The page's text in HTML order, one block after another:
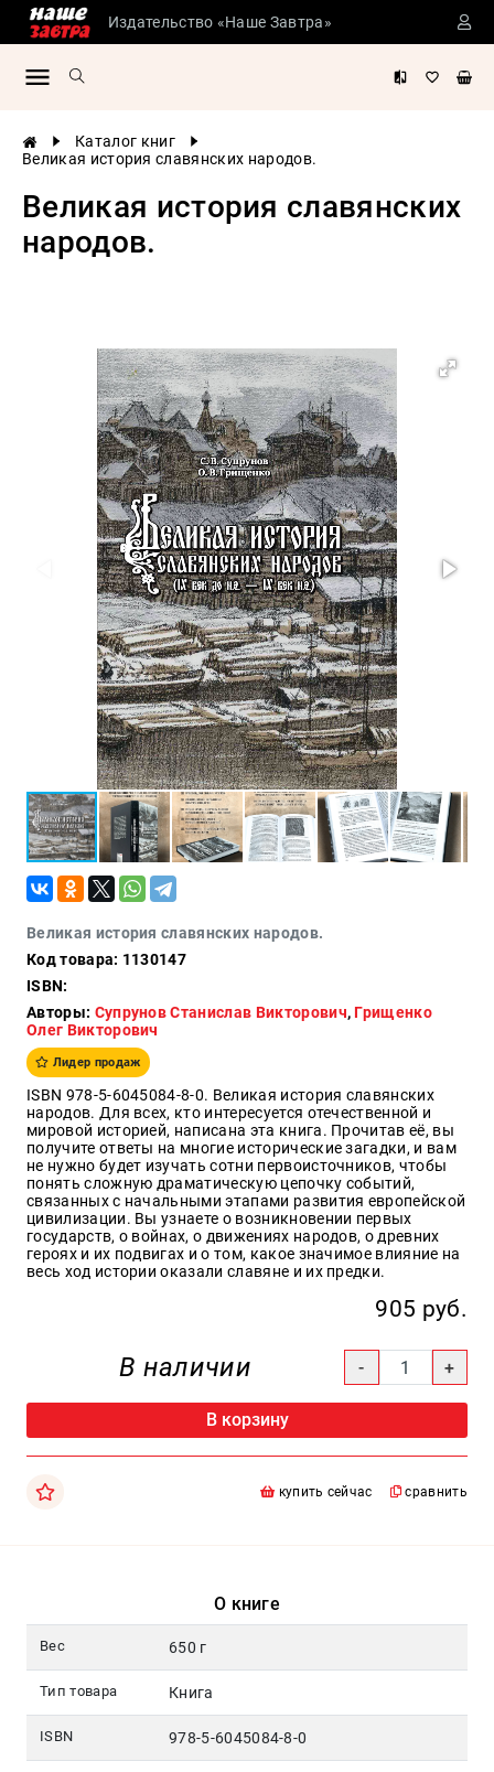
Издательство «Наше Завтра»
Каталог книг
Великая история славянских народов.
Великая история славянских
народов.
Великая история славянских народов.
Код товара: 1130147
ISBN:
Авторы: Супрунов Станислав Викторович, Грищенко
Олег Викторович
Лидер продаж
ISBN 978-5-6045084-8-0. Великая история славянских
народов. Для всех, кто интересуется отечественной и
мировой историей, написана эта книга. Прочитав её, вы
получите ответы на многие исторические загадки, и вам
не нужно будет изучать сотни первоисточников, чтобы
понять сложную драматическую цепочку событий,
связанных с начальными этапами развития европейской
цивилизации. Вы узнаете о возникновении первых
государств, о войнах, о движениях народов, о древних
героях и их подвигах и о том, какое значимое влияние на
весь ход истории оказали славяне и их предки.
905 руб.
В наличии
В корзину
купить сейчас сравнить
О книге
Вес 650 г
Тип товара Книга
ISBN 978-5-6045084-8-0
Сталинские
литература
История
России
история
Экономика
Психология
Конспирология
Политика
Разведка
шпионаж
Мемуары
биографии
Учебная
литература
Фольклор
будущего
Публицистика
Коллекционные
издания
Тайное и
непознанное
Образ
жизни
Культура
и
Искусство
Поэзия
Кухня,
гастрономия,
кулинария